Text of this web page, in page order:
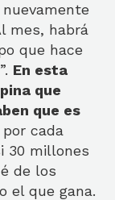
mes, habrá
que hace
En esta
que
que es
cada
30 millones
de los
el que gana.